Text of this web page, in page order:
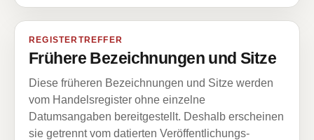
REGISTERTREFFER
Frühere Bezeichnungen und Sitze
Diese früheren Bezeichnungen und Sitze werden
vom Handelsregister ohne einzelne
Datumsangaben bereitgestellt. Deshalb erscheinen
sie getrennt vom datierten Veröffentlichungs-